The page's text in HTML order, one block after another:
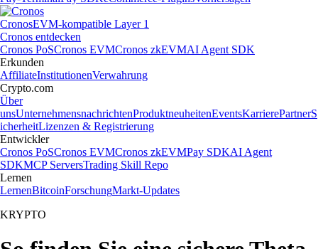
CronosEVM-kompatible Layer 1
Cronos entdecken
Cronos PoSCronos EVMCronos zkEVMAI Agent SDK
Erkunden
AffiliateInstitutionenVerwahrung
Crypto.com
Über
unsUnternehmensnachrichtenProduktneuheitenEventsKarrierePartnerS
icherheitLizenzen & Registrierung
Entwickler
Cronos PoSCronos EVMCronos zkEVMPay SDKAI Agent
SDKMCP ServersTrading Skill Repo
Lernen
LernenBitcoinForschungMarkt-Updates
KRYPTO